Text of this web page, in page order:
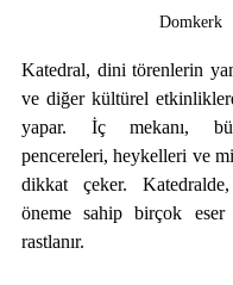
Domkerk
Katedral, dini törenlerin
ve diğer kültürel
yapar. İç mekanı,
pencereleri, heykelleri ve
dikkat çeker.
öneme sahip birçok
rastlanır.